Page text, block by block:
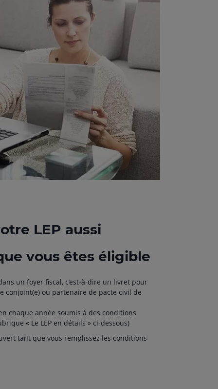
LEP aussi
vous êtes éligible
un foyer fiscal, c’est-à-dire un livret pour
conjoint(e) ou partenaire de pacte civil de
chaque année soumis à des conditions
« Le LEP en détails » ci-dessous)
tant que vous remplissez les conditions